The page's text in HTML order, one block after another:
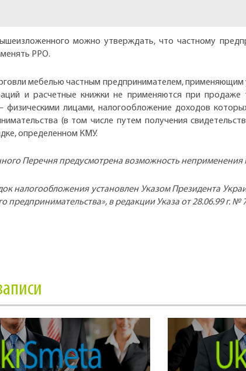
можно утверждать, что частному
РРО.
мебелью частным предпринимателем,
и расчетные книжки не применяются при продаже
физическими лицами, налогообложение доходов
(в том числе путем получения
определенном КМУ.
Перечня предусмотрена возможность
налогообложения установлен Указом Президента
предпринимательства», в редакции Указа от 28.06.99 г. №